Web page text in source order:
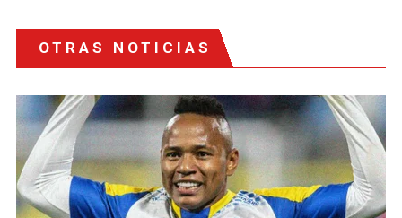
OTRAS NOTICIAS